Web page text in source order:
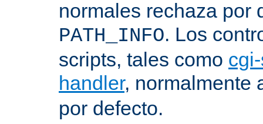
normales rechaza por
PATH_INFO. Los
scripts, tales como
handler, normalmente
por defecto.